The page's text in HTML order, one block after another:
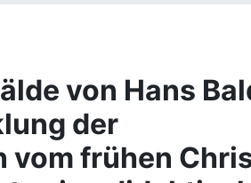
von Hans
der
frühen